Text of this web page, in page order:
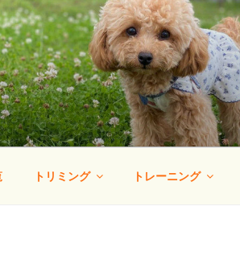
幼稚園
トリミング トレーニング